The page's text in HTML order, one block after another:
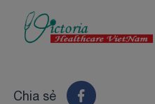
Chia sẻ